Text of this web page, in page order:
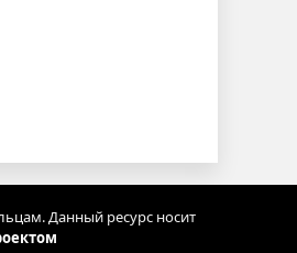
Данный ресурс носит